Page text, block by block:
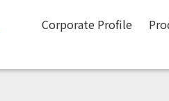
Corporate Profile